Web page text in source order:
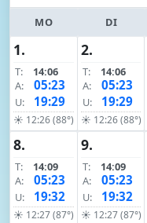
MO DI
1.
T:
14:06
A:
05:23
U: 19:29
☀ 12:26 (88°)
2.
T:
14:06
A:
05:23
U: 19:29
☀ 12:26 (88°)
8.
T:
14:09
A:
05:23
U: 19:32
☀ 12:27 (87°)
9.
T:
14:09
A:
05:23
U: 19:32
☀ 12:27 (87°)